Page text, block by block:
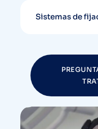
Sistemas de